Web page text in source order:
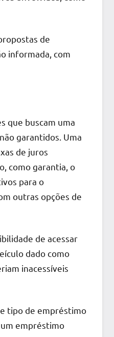
de
informada, com
que buscam uma
garantidos. Uma
de juros
como garantia, o
para o
outras opções de
de acessar
dado como
inacessíveis
tipo de empréstimo
empréstimo